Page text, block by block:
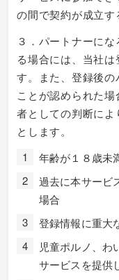
の間で契約が成立す
３．パートナーに
る場合には、当社
す。また、登録後
ことが認められた
者としての判断に
とします。
年齢が１８歳未
過去に本サービ
場合
登録情報に重大
児童ポルノ、わ
サービスを提供